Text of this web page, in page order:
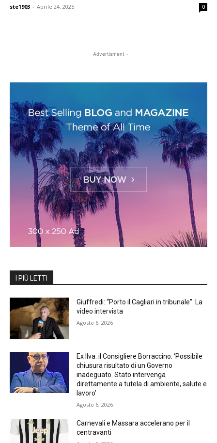
ste1903 - Aprile 24, 2025 0
- Advertisment -
I PIÙ LETTI
Giuffredi: “Porto il Cagliari in tribunale”. La
video intervista
Agosto 6, 2026
Ex Ilva: il Consigliere Borraccino: ‘Possibile
chiusura risultato di un Governo
inadeguato. Stato intervenga
direttamente a tutela di ambiente, salute e
lavoro’
Agosto 6, 2026
Carnevali e Massara accelerano per il
centravanti